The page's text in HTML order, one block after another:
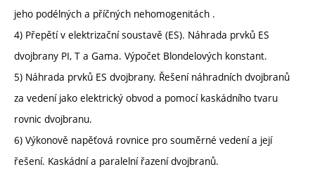
jeho podélných a příčných nehomogenitách .
4) Přepětí v elektrizační soustavě (ES). Náhrada prvků ES
dvojbrany PI, T a Gama. Výpočet Blondelových konstant.
5) Náhrada prvků ES dvojbrany. Řešení náhradních dvojbranů
za vedení jako elektrický obvod a pomocí kaskádního tvaru
rovnic dvojbranu.
6) Výkonově napěťová rovnice pro souměrné vedení a její
řešení. Kaskádní a paralelní řazení dvojbranů.